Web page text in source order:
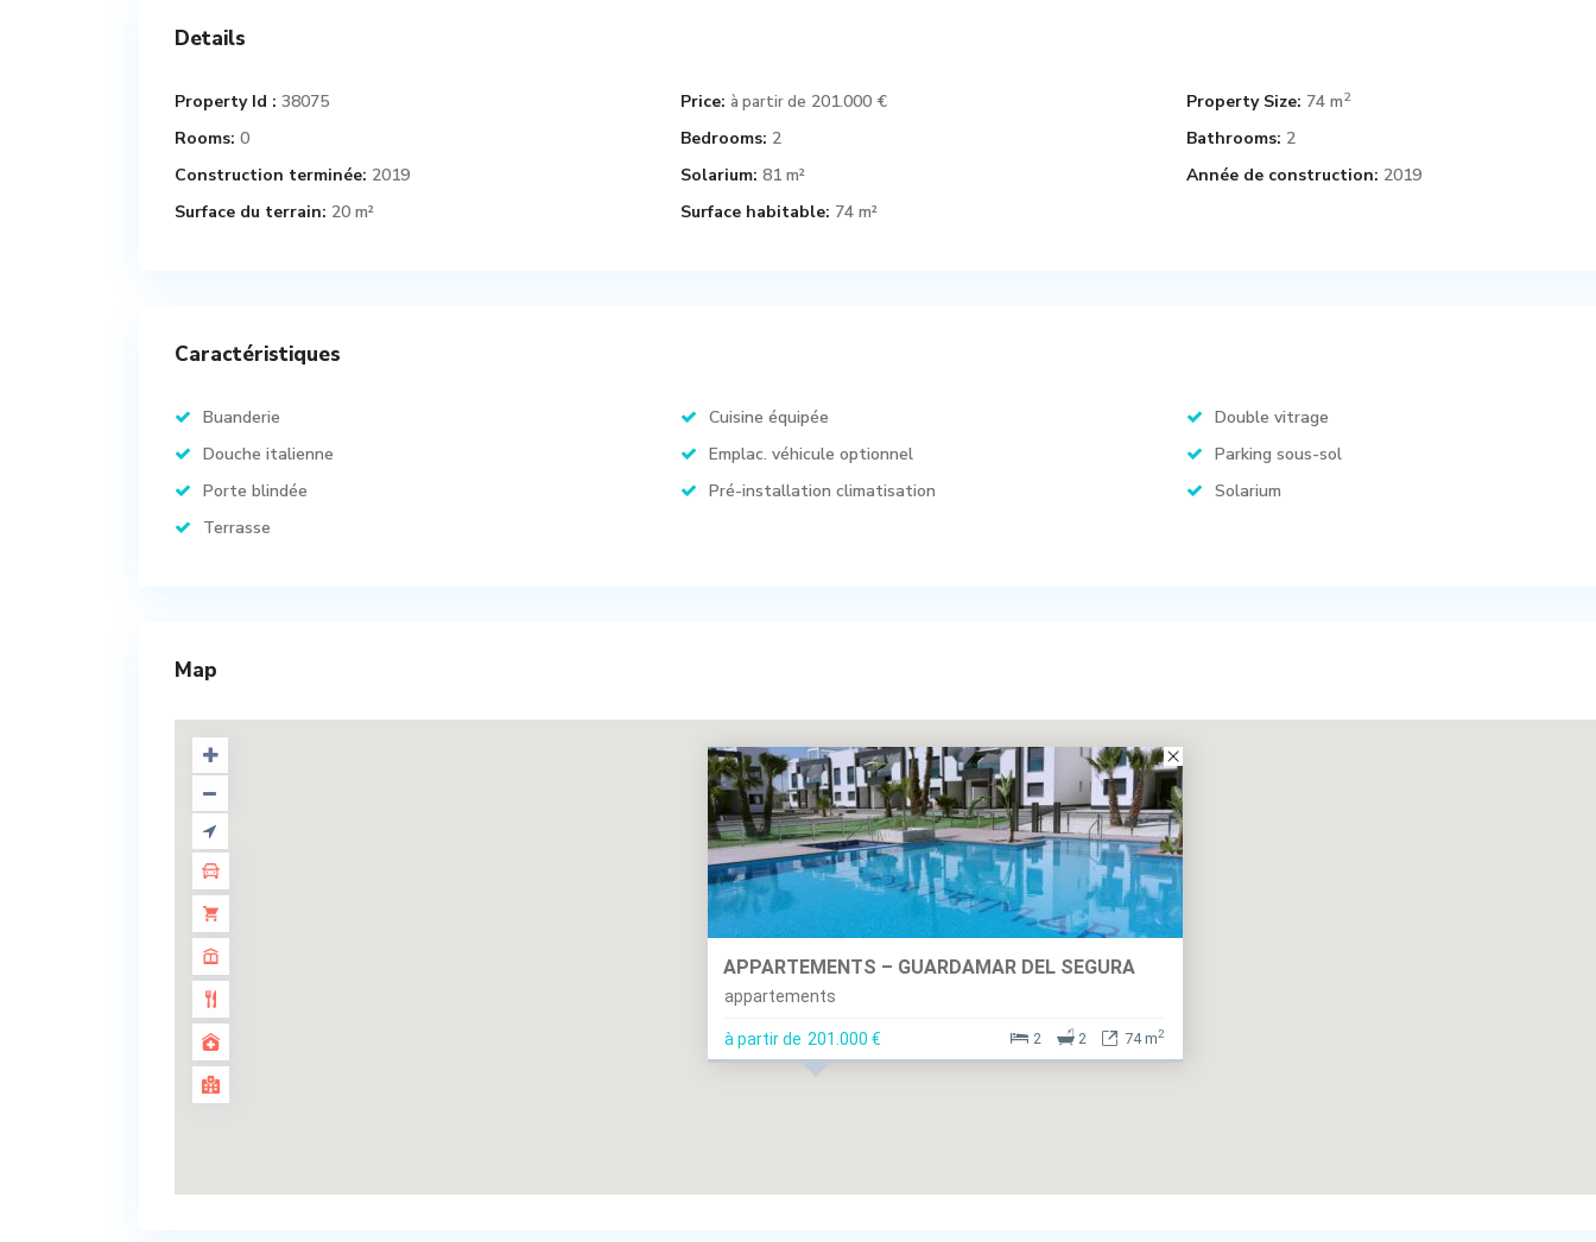
Details
Property Id : 38075 Price: à partir de 201.000 € Property Size: 74 m2
Rooms: 0 Bedrooms: 2 Bathrooms: 2
Construction terminée: 2019 Solarium: 81 m² Année de construction: 2019
Surface du terrain: 20 m² Surface habitable: 74 m²
Caractéristiques
Buanderie Cuisine équipée
Double vitrage
Douche italienne
Emplac. véhicule optionnel
Parking sous-sol
Porte blindée
Pré-installation climatisation
Solarium
Terrasse
Map
APPARTEMENTS – GUARDAMAR DEL SEGURA
appartements
à partir de 201.000 € 74 m2
2
2